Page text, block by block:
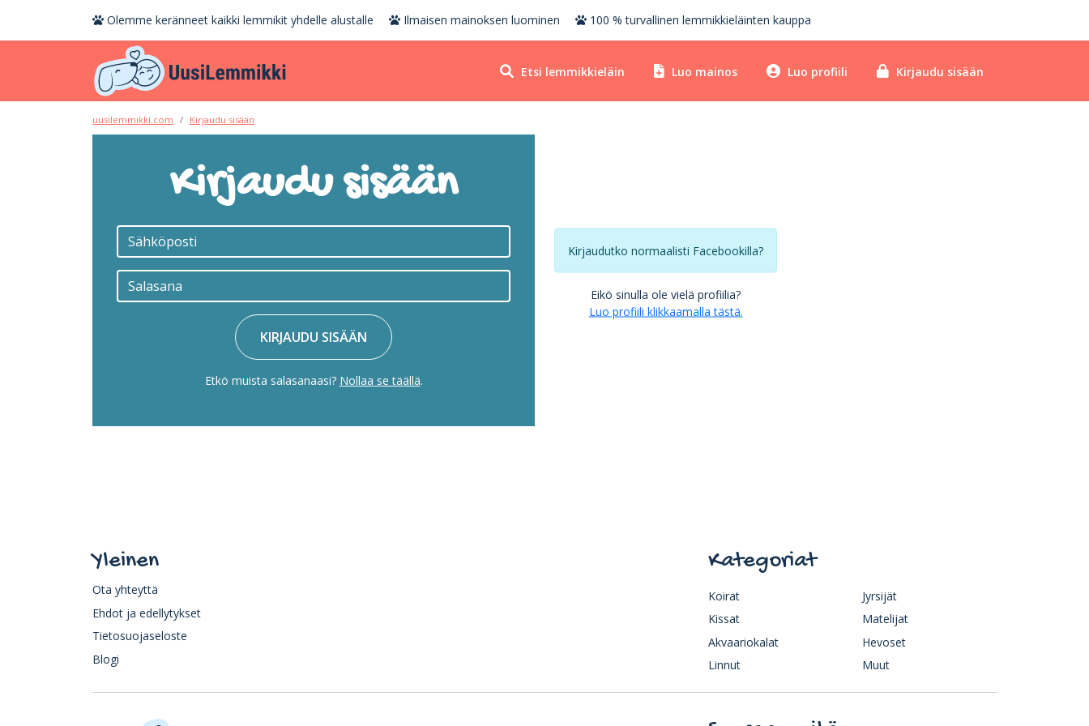
Olemme keränneet kaikki lemmikit yhdelle alustalle Ilmaisen mainoksen luominen 100 % turvallinen lemmikkieläinten kauppa
Etsi lemmikkieläin Luo mainos Luo profiili Kirjaudu sisään
uusilemmikki.com Kirjaudu sisään
Kirjaudu sisään
KIRJAUDU SISÄÄN
Etkö muista salasanaasi? Nollaa se täällä.
Kirjaudutko normaalisti Facebookilla?
Eikö sinulla ole vielä profiilia?
Luo profiili klikkaamalla tästä.
Yleinen
Ota yhteyttä
Ehdot ja edellytykset
Tietosuojaseloste
Blogi
Kategoriat
Koirat
Kissat
Akvaariokalat
Linnut
Jyrsijät
Matelijat
Hevoset
Muut